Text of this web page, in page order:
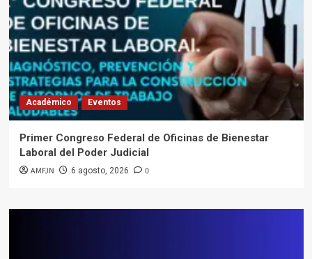
Académico Eventos
Primer Congreso Federal de Oficinas de Bienestar
Laboral del Poder Judicial
AMFJN 6 agosto, 2026 0